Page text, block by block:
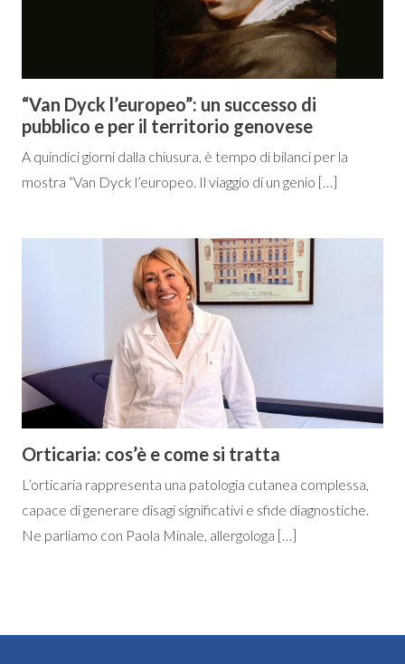
“Van Dyck l’europeo”: un successo di
pubblico e per il territorio genovese
A quindici giorni dalla chiusura, è tempo di bilanci per la
mostra “Van Dyck l’europeo. Il viaggio di un genio […]
Orticaria: cos’è e come si tratta
L’orticaria rappresenta una patologia cutanea complessa,
capace di generare disagi significativi e sfide diagnostiche.
Ne parliamo con Paola Minale, allergologa […]